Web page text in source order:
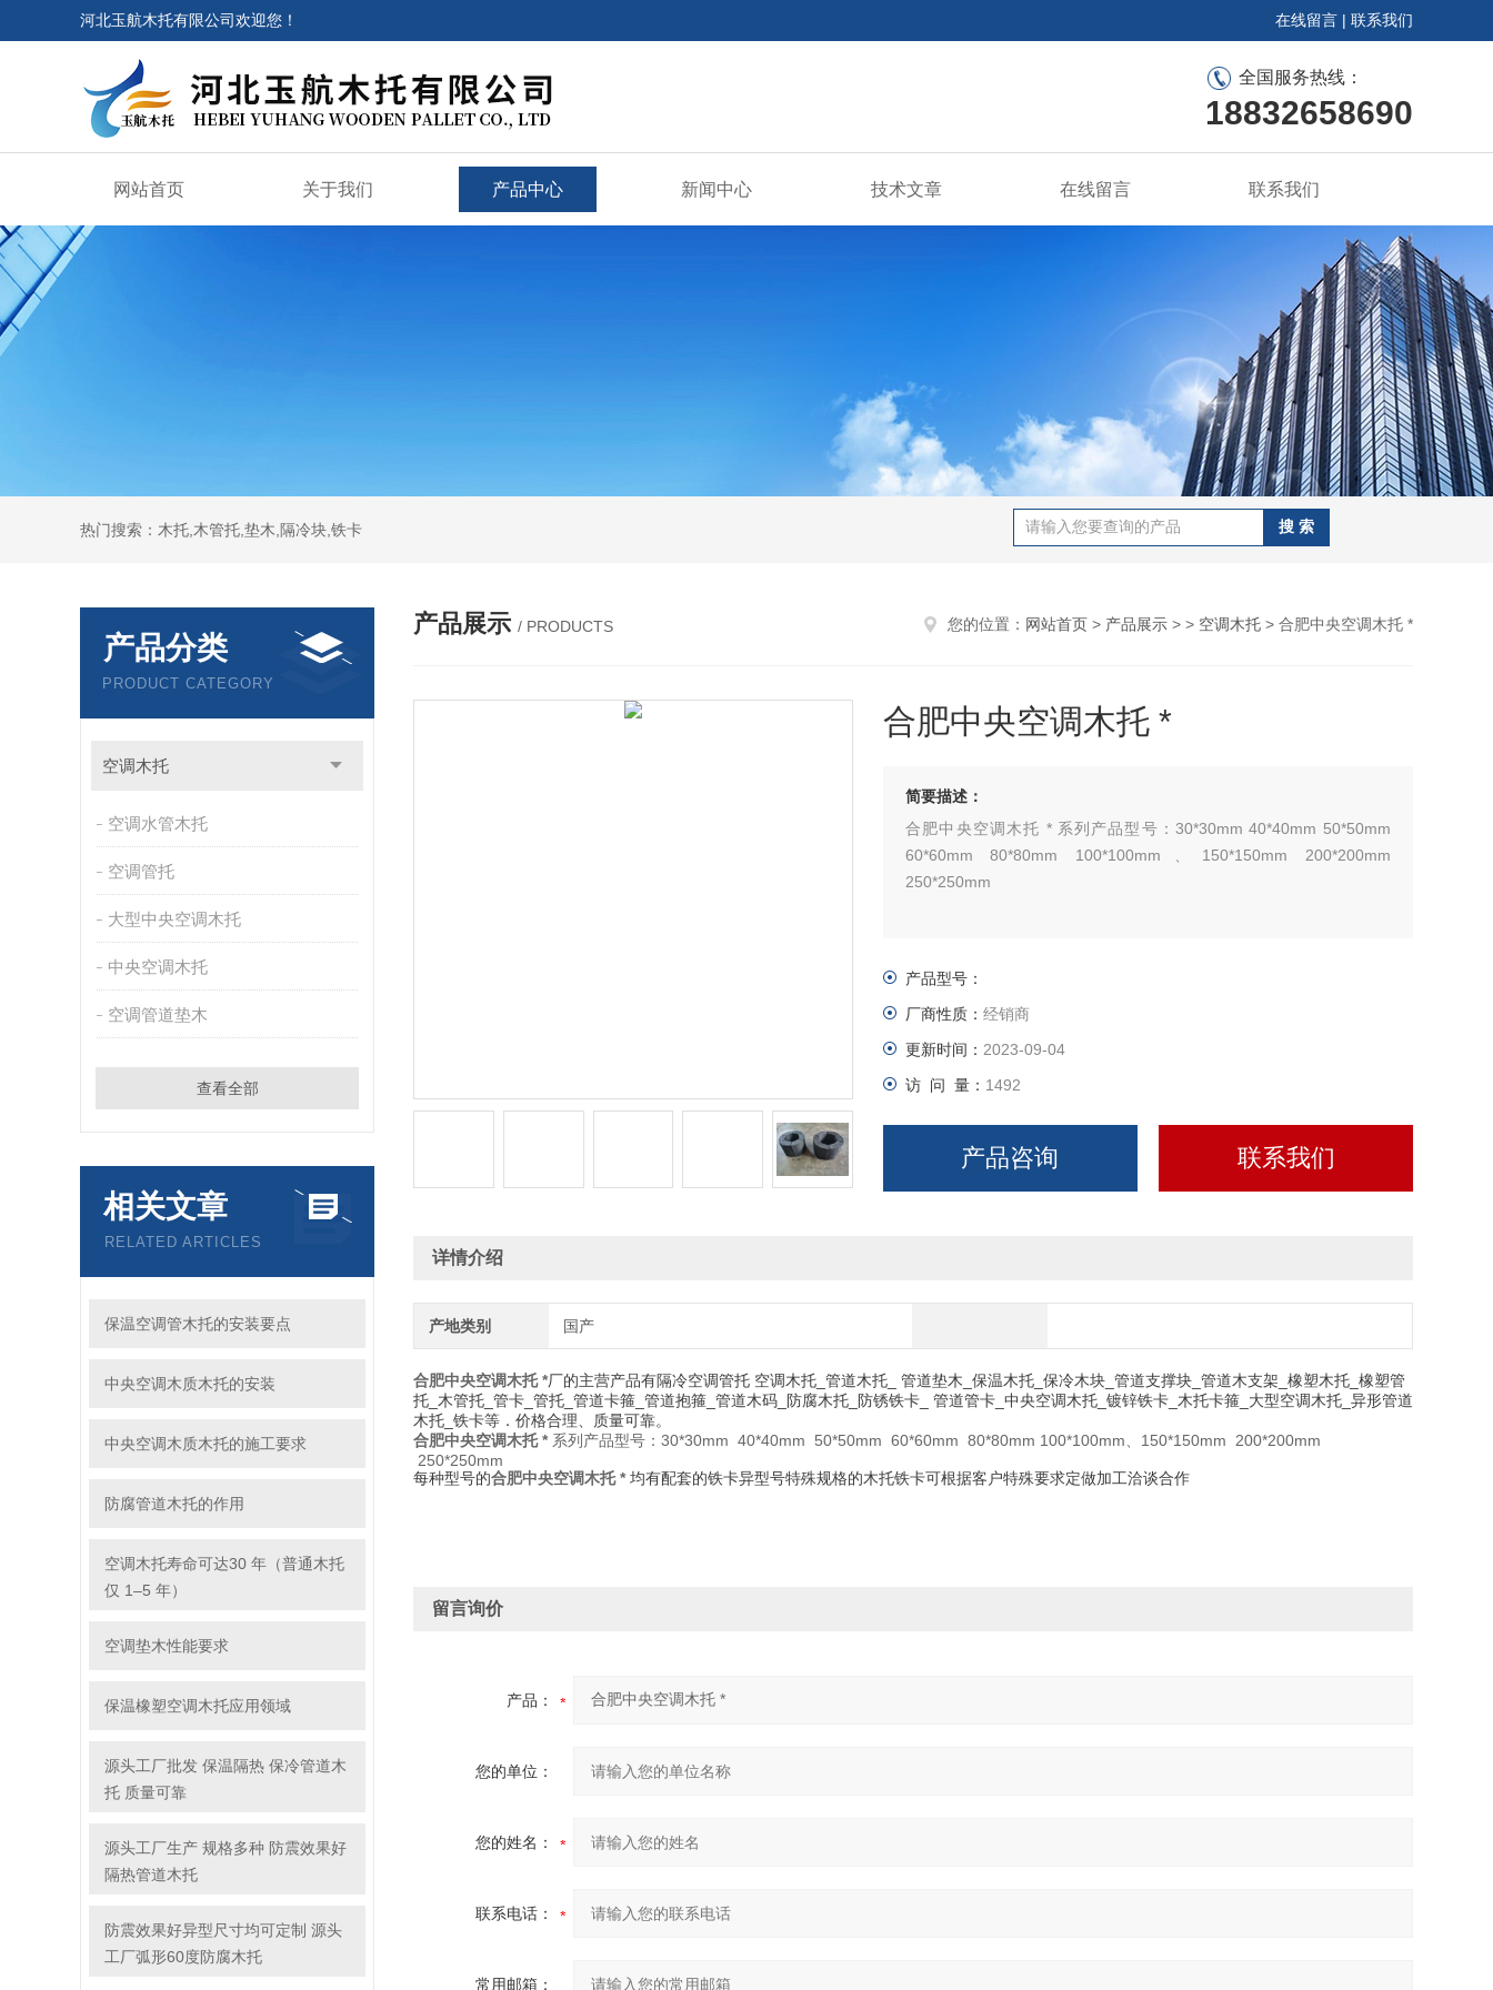
河北玉航木托有限公司欢迎您！ 在线留言 | 联系我们
全国服务热线：
18832658690
网站首页 关于我们 产品中心 新闻中心 技术文章 在线留言 联系我们
热门搜索：木托,木管托,垫木,隔冷块,铁卡
产品分类
PRODUCT CATEGORY
空调木托
空调水管木托
空调管托
大型中央空调木托
中央空调木托
空调管道垫木
查看全部
相关文章
RELATED ARTICLES
保温空调管木托的安装要点
中央空调木质木托的安装
中央空调木质木托的施工要求
防腐管道木托的作用
空调木托寿命可达30 年（普通木托
仅 1–5 年）
空调垫木性能要求
保温橡塑空调木托应用领域
源头工厂批发 保温隔热 保冷管道木
托 质量可靠
源头工厂生产 规格多种 防震效果好
隔热管道木托
防震效果好异型尺寸均可定制 源头
工厂弧形60度防腐木托
产品展示 / PRODUCTS 您的位置： 网站首页 > 产品展示 > > 空调木托 > 合肥中央空调木托 *
合肥中央空调木托 *
简要描述：
合肥中央空调木托 * 系列产品型号：30*30mm 40*40mm 50*50mm
60*60mm 80*80mm 100*100mm、150*150mm 200*200mm
250*250mm
产品型号：
厂商性质： 经销商
更新时间： 2023-09-04
访 问 量： 1492
产品咨询 联系我们
详情介绍
产地类别 国产
合肥中央空调木托 *厂的主营产品有隔冷空调管托 空调木托_管道木托_ 管道垫木_保温木托_保冷木块_管道支撑块_管道木支架_橡塑木托_橡塑管
托_木管托_管卡_管托_管道卡箍_管道抱箍_管道木码_防腐木托_防锈铁卡_ 管道管卡_中央空调木托_镀锌铁卡_木托卡箍_大型空调木托_异形管道
木托_铁卡等．价格合理、质量可靠。
合肥中央空调木托 *系列产品型号：30*30mm 40*40mm 50*50mm 60*60mm 80*80mm 100*100mm、150*150mm 200*200mm
250*250mm
每种型号的合肥中央空调木托 *均有配套的铁卡异型号特殊规格的木托铁卡可根据客户特殊要求定做加工洽谈合作
留言询价
产品：
您的单位：
您的姓名：
联系电话：
常用邮箱：